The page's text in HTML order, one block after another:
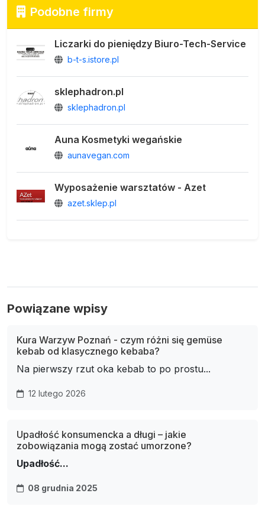
Podobne firmy
Liczarki do pieniędzy Biuro-Tech-Service
b-t-s.istore.pl
sklephadron.pl
sklephadron.pl
Auna Kosmetyki wegańskie
aunavegan.com
Wyposażenie warsztatów - Azet
azet.sklep.pl
Powiązane wpisy
Kura Warzyw Poznań - czym różni się gemüse
kebab od klasycznego kebaba?
Na pierwszy rzut oka kebab to po prostu...
12 lutego 2026
Upadłość konsumencka a długi – jakie
zobowiązania mogą zostać umorzone?
Upadłość...
08 grudnia 2025